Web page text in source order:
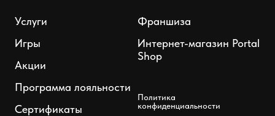
Услуги
Игры
Акции
Программа лояльности
Сертификаты
Франшиза
Интернет-магазин Portal
Shop
Политика
конфиденциальности